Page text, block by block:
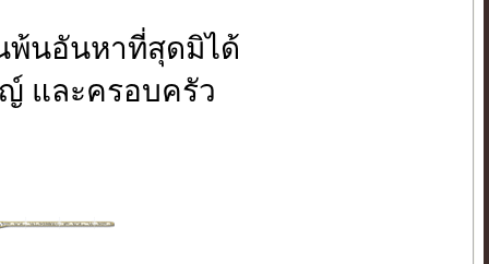
นอันหาที่สุดมิได้
และครอบครัว